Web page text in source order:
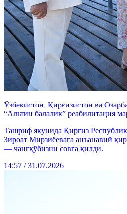
Ўзбекистон, Қирғизистон ва
“Альтин балалик” реабилитация
Ташриф якунида Қирғиз
Зироат Мирзиёевага анъанавий
— чангқўбизни совға қилди.
14:57 / 31.07.2026